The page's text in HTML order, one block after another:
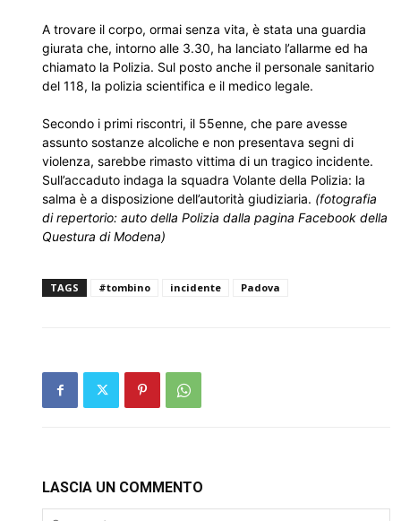
A trovare il corpo, ormai senza vita, è stata una guardia
giurata che, intorno alle 3.30, ha lanciato l’allarme ed ha
chiamato la Polizia. Sul posto anche il personale sanitario
del 118, la polizia scientifica e il medico legale.
Secondo i primi riscontri, il 55enne, che pare avesse
assunto sostanze alcoliche e non presentava segni di
violenza, sarebbe rimasto vittima di un tragico incidente.
Sull’accaduto indaga la squadra Volante della Polizia: la
salma è a disposizione dell’autorità giudiziaria. (fotografia
di repertorio: auto della Polizia dalla pagina Facebook della
Questura di Modena)
TAGS #tombino incidente Padova
LASCIA UN COMMENTO